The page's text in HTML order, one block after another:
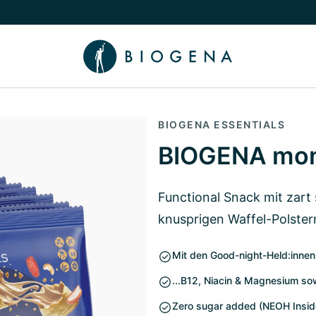
Wissen umschalten
BIOGENA ESSENTIALS
BIOGENA
Functional Snack mit
knusprigen Waffel-
Mit den Good-night-
...B12, Niacin & Magnesium
Zero sugar added (NEOH